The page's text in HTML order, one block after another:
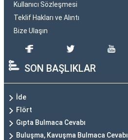
Kullanıcı Sözleşmesi
Teklif Hakları ve Alıntı
Bize Ulaşın
SON BAŞLIKLAR
İde
Flört
Gıpta Bulmaca Cevabı
Buluşma, Kavuşma Bulmaca Cevabı